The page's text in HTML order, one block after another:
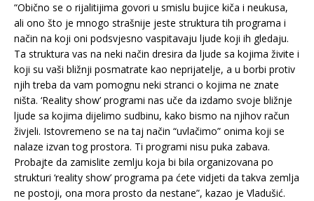
“Obično se o rijalitijima govori u smislu bujice kiča i neukusa,
ali ono što je mnogo strašnije jeste struktura tih programa i
način na koji oni podsvjesno vaspitavaju ljude koji ih gledaju.
Ta struktura vas na neki način dresira da ljude sa kojima živite i
koji su vaši bližnji posmatrate kao neprijatelje, a u borbi protiv
njih treba da vam pomognu neki stranci o kojima ne znate
ništa. ‘Reality show’ programi nas uče da izdamo svoje bližnje
ljude sa kojima dijelimo sudbinu, kako bismo na njihov račun
živjeli. Istovremeno se na taj način “uvlačimo” onima koji se
nalaze izvan tog prostora. Ti programi nisu puka zabava.
Probajte da zamislite zemlju koja bi bila organizovana po
strukturi ‘reality show’ programa pa ćete vidjeti da takva zemlja
ne postoji, ona mora prosto da nestane”, kazao je Vladušić.